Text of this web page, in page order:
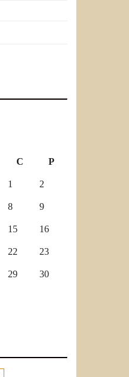
C P
1 2
8 9
15 16
22 23
29 30